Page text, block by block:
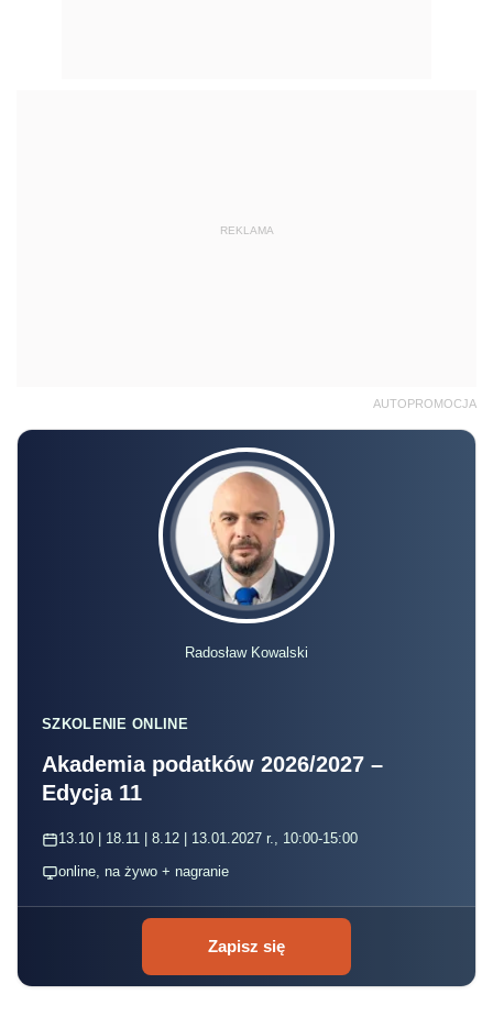
REKLAMA
AUTOPROMOCJA
Radosław Kowalski
SZKOLENIE ONLINE
Akademia podatków 2026/2027 –
Edycja 11
13.10 | 18.11 | 8.12 | 13.01.2027 r., 10:00-15:00
online, na żywo + nagranie
Zapisz się